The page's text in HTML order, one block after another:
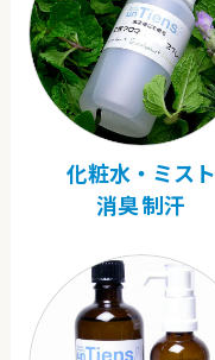
化粧水・ミスト
消臭 制汗